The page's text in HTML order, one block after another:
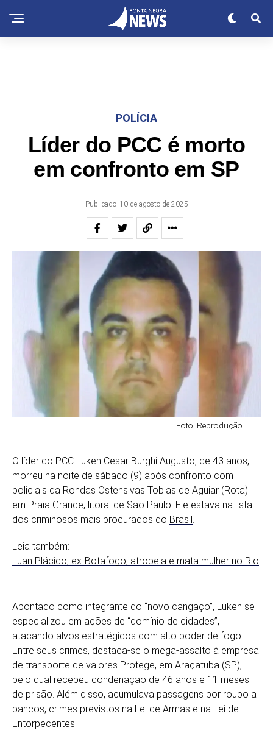
POLÍCIA
Líder do PCC é morto
em confronto em SP
Publicado 10 de agosto de 2025
Foto: Reprodução
O líder do PCC Luken Cesar Burghi Augusto, de 43 anos,
morreu na noite de sábado (9) após confronto com
policiais da Rondas Ostensivas Tobias de Aguiar (Rota)
em Praia Grande, litoral de São Paulo. Ele estava na lista
dos criminosos mais procurados do Brasil.
Leia também:
Luan Plácido, ex-Botafogo, atropela e mata mulher no Rio
Apontado como integrante do “novo cangaço”, Luken se
especializou em ações de “domínio de cidades”,
atacando alvos estratégicos com alto poder de fogo.
Entre seus crimes, destaca-se o mega-assalto à empresa
de transporte de valores Protege, em Araçatuba (SP),
pelo qual recebeu condenação de 46 anos e 11 meses
de prisão. Além disso, acumulava passagens por roubo a
bancos, crimes previstos na Lei de Armas e na Lei de
Entorpecentes.